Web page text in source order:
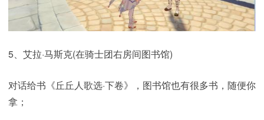
5、艾拉·马斯克(在骑士团右房间图书馆)
对话给书《丘丘人歌选·下卷》，图书馆也有很多书，随便你
拿；